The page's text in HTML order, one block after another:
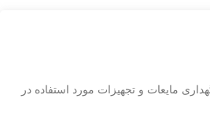
با طراحی دقیق و با استفاده از آلیاژهای ۳۱۶ و ۳۰۴ تولید شده‌اند تا در انتقال و نگهداری مایعات و تجهیزات مورد استفاده در